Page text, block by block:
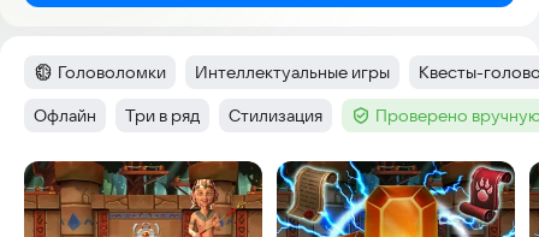
Категория:
Головоломки Тег:
Интеллектуальные игры Тег:
Квесты-
Тег:
Офлайн Тег:
Три в ряд Тег:
Стилизация Тег :Проверено
Скриншоты